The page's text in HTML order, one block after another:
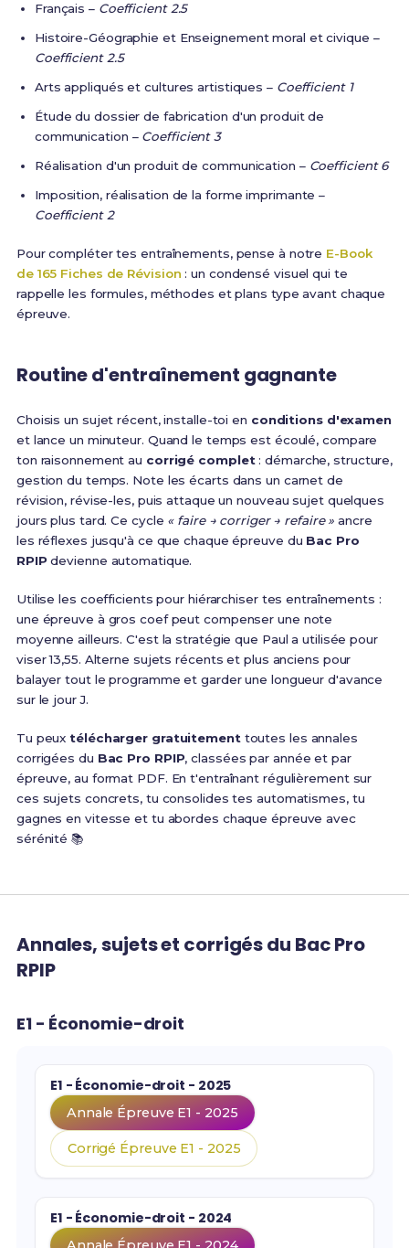
Français – Coefficient 2.5
Histoire-Géographie et Enseignement moral et civique –
Coefficient 2.5
Arts appliqués et cultures artistiques – Coefficient 1
Étude du dossier de fabrication d'un produit de
communication – Coefficient 3
Réalisation d'un produit de communication – Coefficient 6
Imposition, réalisation de la forme imprimante –
Coefficient 2
Pour compléter tes entraînements, pense à notre E-Book
de 165 Fiches de Révision : un condensé visuel qui te
rappelle les formules, méthodes et plans type avant chaque
épreuve.
Routine d'entraînement gagnante
Choisis un sujet récent, installe-toi en conditions d'examen
et lance un minuteur. Quand le temps est écoulé, compare
ton raisonnement au corrigé complet : démarche, structure,
gestion du temps. Note les écarts dans un carnet de
révision, révise-les, puis attaque un nouveau sujet quelques
jours plus tard. Ce cycle « faire → corriger → refaire » ancre
les réflexes jusqu'à ce que chaque épreuve du Bac Pro
RPIP devienne automatique.
Utilise les coefficients pour hiérarchiser tes entraînements :
une épreuve à gros coef peut compenser une note
moyenne ailleurs. C'est la stratégie que Paul a utilisée pour
viser 13,55. Alterne sujets récents et plus anciens pour
balayer tout le programme et garder une longueur d'avance
sur le jour J.
Tu peuxtélécharger gratuitement toutes les annales
corrigées du Bac Pro RPIP, classées par année et par
épreuve, au format PDF. En t'entraînant régulièrement sur
ces sujets concrets, tu consolides tes automatismes, tu
gagnes en vitesse et tu abordes chaque épreuve avec
sérénité 📚
Annales, sujets et corrigés du Bac Pro
RPIP
E1 - Économie-droit
E1 - Économie-droit - 2025
Annale Épreuve E1 - 2025
Corrigé Épreuve E1 - 2025
E1 - Économie-droit - 2024